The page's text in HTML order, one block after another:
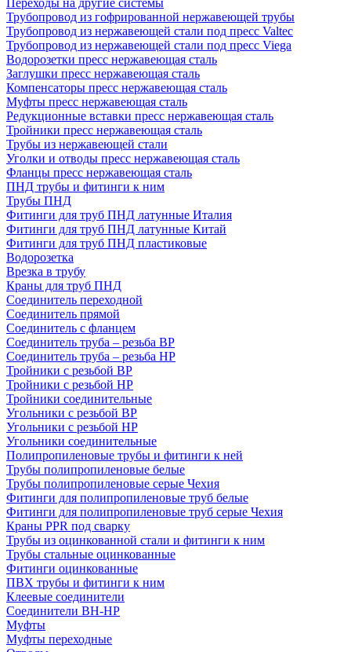
Трубопровод из гофрированной нержавеющей трубы
Трубопровод из нержавеющей стали под пресс Valtec
Трубопровод из нержавеющей стали под пресс Viega
Водорозетки пресс нержавеющая сталь
Заглушки пресс нержавеющая сталь
Компенсаторы пресс нержавеющая сталь
Муфты пресс нержавеющая сталь
Редукционные вставки пресс нержавеющая сталь
Тройники пресс нержавеющая сталь
Трубы из нержавеющей стали
Уголки и отводы пресс нержавеющая сталь
Фланцы пресс нержавеющая сталь
ПНД трубы и фитинги к ним
Трубы ПНД
Фитинги для труб ПНД латунные Италия
Фитинги для труб ПНД латунные Китай
Фитинги для труб ПНД пластиковые
Водорозетка
Врезка в трубу
Краны для труб ПНД
Соединитель переходной
Соединитель прямой
Соединитель с фланцем
Соединитель труба – резьба ВР
Соединитель труба – резьба НР
Тройники с резьбой ВР
Тройники с резьбой НР
Тройники соединительные
Угольники с резьбой ВР
Угольники с резьбой НР
Угольники соединительные
Полипропиленовые трубы и фитинги к ней
Трубы полипропиленовые белые
Трубы полипропиленовые серые Чехия
Фитинги для полипропиленовые труб белые
Фитинги для полипропиленовые труб серые Чехия
Краны PPR под сварку
Трубы из оцинкованной стали и фитинги к ним
Трубы стальные оцинкованные
Фитинги оцинкованные
ПВХ трубы и фитинги к ним
Клеевые соединители
Соединители ВН-НР
Муфты
Муфты переходные